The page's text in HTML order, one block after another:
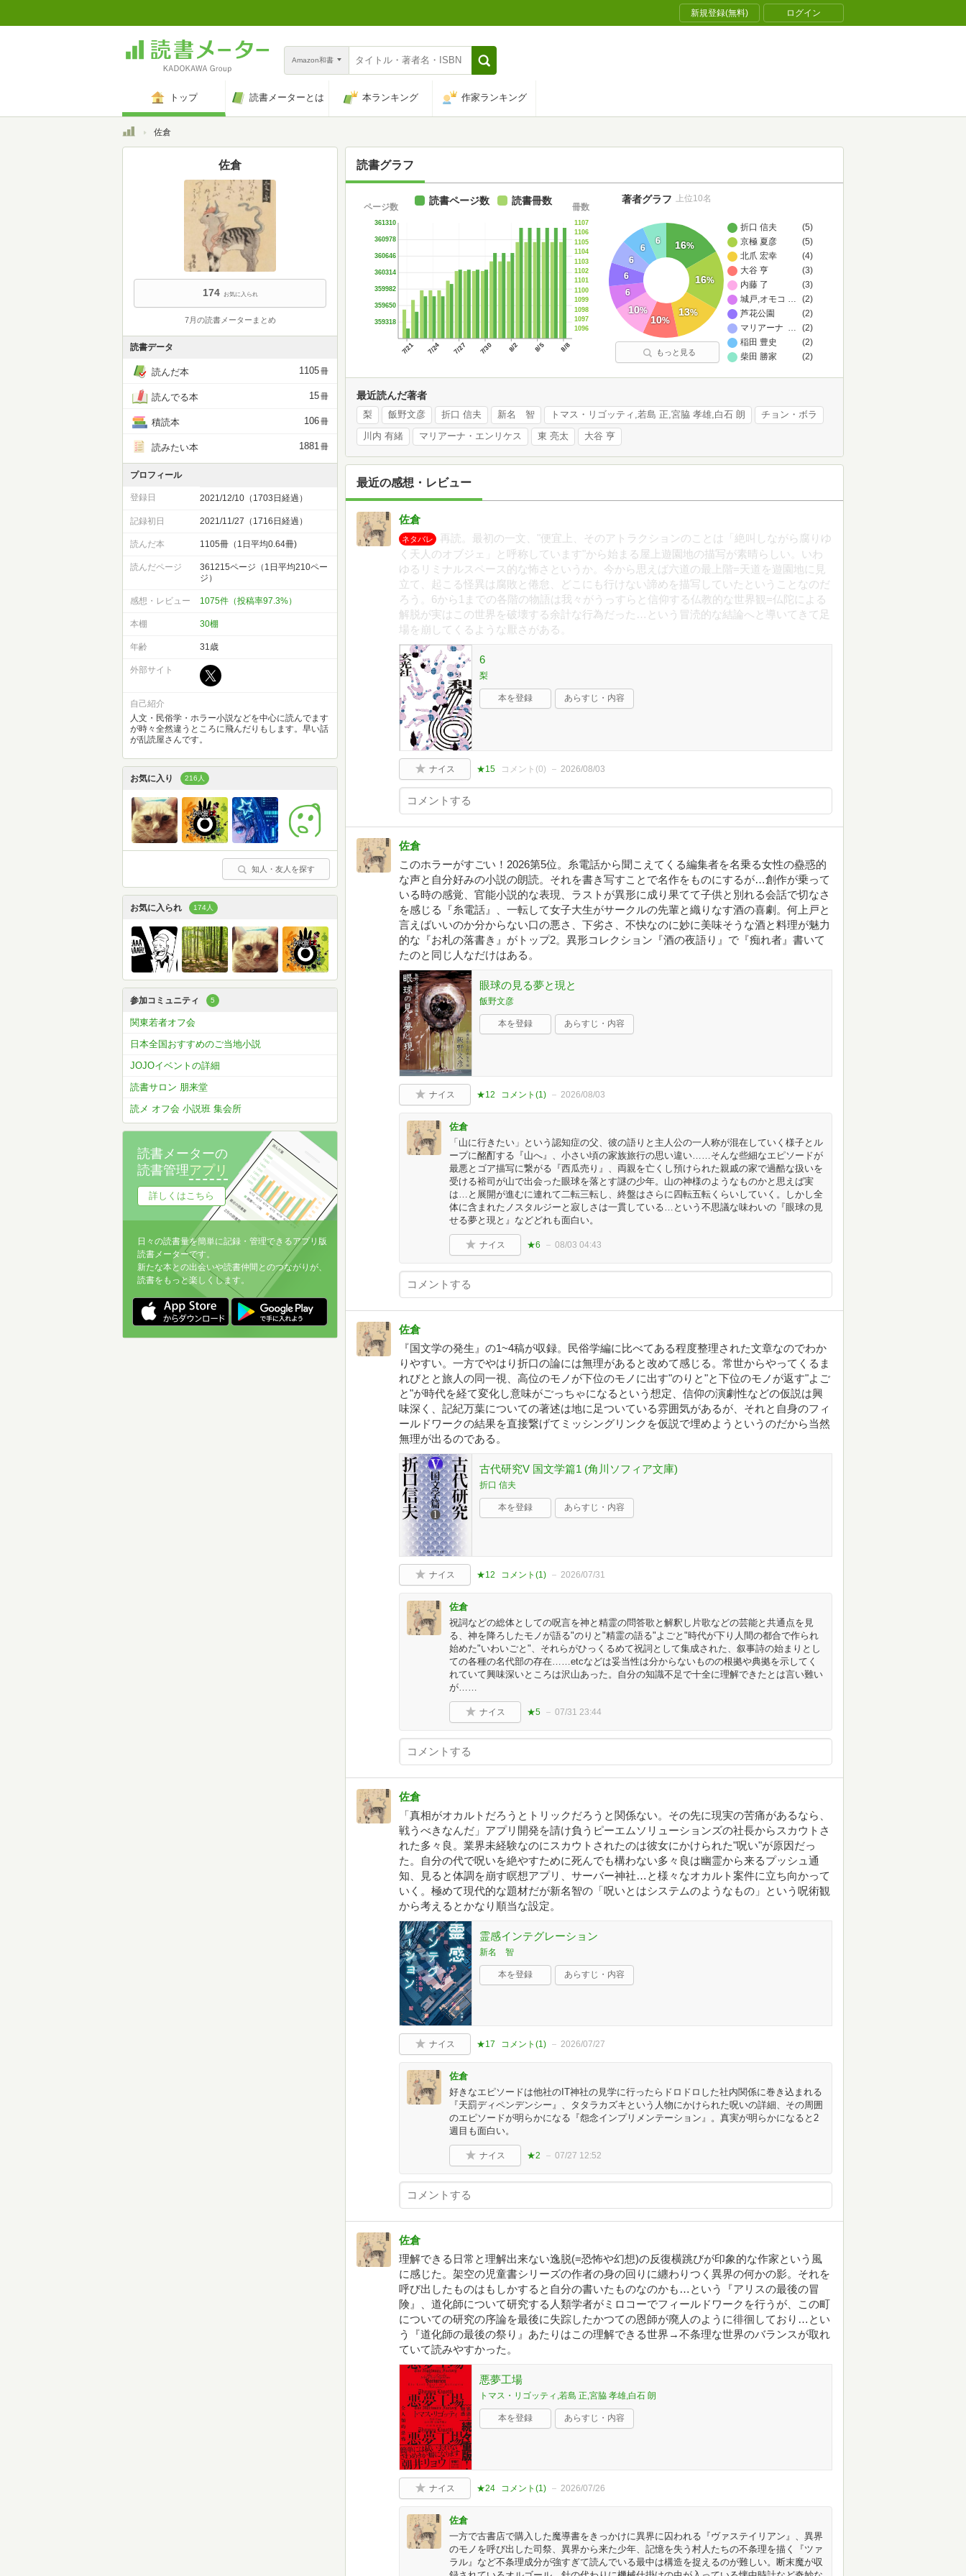
新規登録(無料) ログイン
Amazon和書
トップ 読書メーターとは 本ランキング 作家ランキング
トップ佐倉
読書グラフ
7/21 7/24 7/27 7/30 8/2 8/5 8/8
359318
359650
359982
360314
360646
360978
361310
ページ数
1096
1097
1098
1099
1100
1101
1102
1103
1104
1105
1106
1107
冊数
読書ページ数 読書冊数
折口 信夫
(5)
京極 夏彦
(5)
北爪 宏幸
(4)
大谷 亨
(3)
内藤 了
(3)
城戸,オモコロ編集部
(2)
…
芦花公園
(2)
マリアーナ・エンリケス
(2)
…
稲田 豊史
(2)
柴田 勝家
(2)
16%
16%
13%
10%
10%
6
6
6
6
6
著者グラフ 上位10名
もっと見る
最近読んだ著者
梨 飯野文彦 折口 信夫 新名 智 トマス・リゴッティ,若島 正,宮脇 孝雄,白石 朗 チョン・ボラ
川内 有緒 マリアーナ・エンリケス 東 亮太 大谷 亨
最近の感想・レビュー
佐倉
ネタバレ
再読。最初の一文、"便宜上、そのアトラクションのことは「絶叫しながら腐りゆ
く天人のオブジェ」と呼称しています"から始まる屋上遊園地の描写が素晴らしい。いわ
ゆるリミナルスペース的な怖さというか。今から思えば六道の最上階=天道を遊園地に見
立て、起こる怪異は腐敗と倦怠、どこにも行けない諦めを描写していたということなのだ
ろう。6から1までの各階の物語は我々がうっすらと信仰する仏教的な世界観=仏陀による
解脱が実はこの世界を破壊する余計な行為だった…という冒涜的な結論へと導いてきて足
場を崩してくるような厭さがある。
6
梨
本を登録 あらすじ・内容
ナイス ★15 コメント(0) 2026/08/03
佐倉
このホラーがすごい！2026第5位。糸電話から聞こえてくる編集者を名乗る女性の蠱惑的
な声と自分好みの小説の朗読。それを書き写すことで名作をものにするが…創作が乗って
いる時の感覚、官能小説的な表現、ラストが異形に成り果てて子供と別れる会話で切なさ
を感じる『糸電話』、一転して女子大生がサークルの先輩と織りなす酒の喜劇。何上戸と
言えばいいのか分からない口の悪さ、下劣さ、不快なのに妙に美味そうな酒と料理が魅力
的な『お札の落書き』がトップ2。異形コレクション『酒の夜語り』で『痴れ者』書いて
たのと同じ人なだけはある。
眼球の見る夢と現と
飯野文彦
本を登録 あらすじ・内容
ナイス ★12 コメント(1) 2026/08/03
佐倉
「山に行きたい」という認知症の父、彼の語りと主人公の一人称が混在していく様子とル
ープに酩酊する『山へ』、小さい頃の家族旅行の思い違い……そんな些細なエピソードが
最悪とゴア描写に繋がる『西瓜売り』、両親を亡くし預けられた親戚の家で過酷な扱いを
受ける裕司が山で出会った眼球を落とす謎の少年。山の神様のようなものかと思えば実
は…と展開が進むに連れて二転三転し、終盤はさらに四転五転くらいしていく。しかし全
体に含まれたノスタルジーと寂しさは一貫している…という不思議な味わいの『眼球の見
せる夢と現と』などどれも面白い。
ナイス ★6 08/03 04:43
佐倉
『国文学の発生』の1~4稿が収録。民俗学編に比べてある程度整理された文章なのでわか
りやすい。一方でやはり折口の論には無理があると改めて感じる。常世からやってくるま
れびとと旅人の同一視、高位のモノが下位のモノに出す"のりと"と下位のモノが返す"よご
と"が時代を経て変化し意味がごっちゃになるという想定、信仰の演劇性などの仮説は興
味深く、記紀万葉についての著述は地に足ついている雰囲気があるが、それと自身のフィ
ールドワークの結果を直接繋げてミッシングリンクを仮説で埋めようというのだから当然
無理が出るのである。
古代研究V 国文学篇1 (角川ソフィア文庫)
折口 信夫
本を登録 あらすじ・内容
ナイス ★12 コメント(1 ) 2026/07/31
佐倉
祝詞などの総体としての呪言を神と精霊の問答歌と解釈し片歌などの芸能と共通点を見
る、神を降ろしたモノが語る"のりと"精霊の語る"よごと"時代が下り人間の都合で作られ
始めた"いわいごと"、それらがひっくるめて祝詞として集成された、叙事詩の始まりとし
ての各種の名代部の存在……etcなどは妥当性は分からないものの根拠や典拠を示してく
れていて興味深いところは沢山あった。自分の知識不足で十全に理解できたとは言い難い
が……
ナイス ★5 07/31 23:44
佐倉
「真相がオカルトだろうとトリックだろうと関係ない。その先に現実の苦痛があるなら、
戦うべきなんだ」アプリ開発を請け負うピーエムソリューションズの社長からスカウトさ
れた多々良。業界未経験なのにスカウトされたのは彼女にかけられた"呪い"が原因だっ
た。自分の代で呪いを絶やすために死んでも構わない多々良は幽霊から来るプッシュ通
知、見ると体調を崩す瞑想アプリ、サーバー神社…と様々なオカルト案件に立ち向かって
いく。極めて現代的な題材だが新名智の「呪いとはシステムのようなもの」という呪術観
から考えるとかなり順当な設定。
霊感インテグレーション
新名 智
本を登録 あらすじ・内容
ナイス ★17 コメント(1 ) 2026/07/27
佐倉
好きなエピソードは他社のIT神社の見学に行ったらドロドロした社内関係に巻き込まれる
『天罰ディペンデンシー』、タタラカズキという人物にかけられた呪いの詳細、その周囲
のエピソードが明らかになる『怨念インプリメンテーション』。真実が明らかになると2
週目も面白い。
ナイス ★2 07/27 12:52
佐倉
理解できる日常と理解出来ない逸脱(=恐怖や幻想)の反復横跳びが印象的な作家という風
に感じた。架空の児童書シリーズの作者の身の回りに纏わりつく異界の何かの影。それを
呼び出したものはもしかすると自分の書いたものなのかも…という『アリスの最後の冒
険』、道化師について研究する人類学者がミロコーでフィールドワークを行うが、この町
についての研究の序論を最後に失踪したかつての恩師が廃人のように徘徊しており…とい
う『道化師の最後の祭り』あたりはこの理解できる世界→不条理な世界のバランスが取れ
ていて読みやすかった。
悪夢工場
トマス・リゴッティ,若島 正,宮脇 孝雄,白石 朗
本を登録 あらすじ・内容
ナイス ★24 コメント(1) 2026/07/26
佐倉
一方で古書店で購入した魔導書をきっかけに異界に囚われる『ヴァステイリアン』、異界
のモノを呼び出した司祭、異界から来た少年、記憶を失う村人たちの不条理を描く『ツァ
ラル』など不条理成分が強すぎて読んでいる最中は構造を捉えるのが難しい。断末魔が収
佐倉
174 お気に入られ
7月の読書メーターまとめ
読書データ
読んだ本 1105冊
読んでる本 15冊
積読本 106冊
読みたい本 1881冊
プロフィール
登録日 2021/12/10（1703日経過）
記録初日 2021/11/27（1716日経過）
読んだ本 1105冊（1日平均0.64冊)
読んだページ
361215ページ（1日平均210ペー
ジ）
感想・レビュー 1075件（投稿率97.3%）
本棚 30棚
年齢 31歳
外部サイト
自己紹介
人文・民俗学・ホラー小説などを中心に読んでます
が時々全然違うところに飛んだりもします。早い話
が乱読屋さんです。
お気に入り 216人
知人・友人を探す
お気に入られ 174人
参加コミュニティ 5
関東若者オフ会
日本全国おすすめのご当地小説
JOJOイベントの詳細
読書サロン 朋来堂
読メ オフ会 小説班 集会所
読書メーターの
読書管理アプリ
詳しくはこちら
日々の読書量を簡単に記録・管理できるアプリ版
読書メーターです。
新たな本との出会いや読書仲間とのつながりが、
読書をもっと楽しくします。